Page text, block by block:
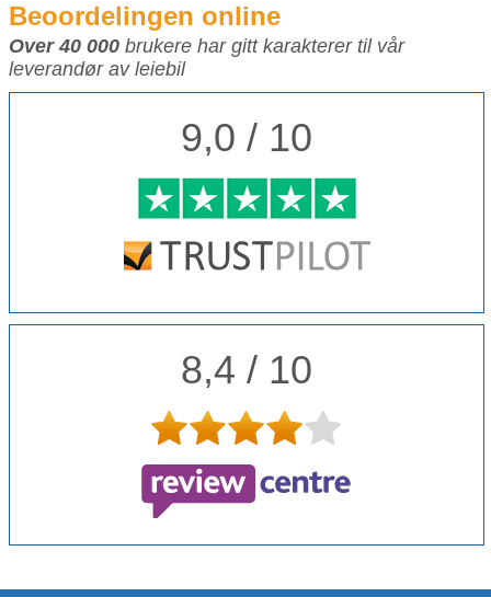
Beoordelingen online
Over 40 000 brukere har gitt karakterer til vår
leverandør av leiebil
9,0 / 10
8,4 / 10